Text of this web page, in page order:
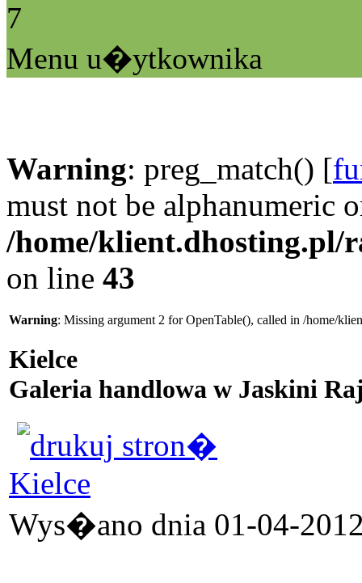
7
Menu u�ytkownika
Warning: preg_match() [
must not be alphanumeric
/home/klient.dhosting.pl/
on line 43
Warning: Missing argument 2 for OpenTable(), called in /home/
Kielce
Galeria handlowa w Jaskini
Kielce
Wys�ano dnia 01-04-